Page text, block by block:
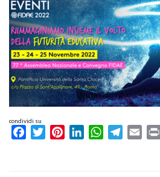
condividi su
FacebookTwitterPinterestLinkedInWhatsAppTelegram
Email